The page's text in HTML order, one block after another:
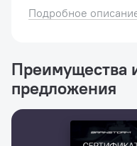
Подробное
Преимущества
предложения